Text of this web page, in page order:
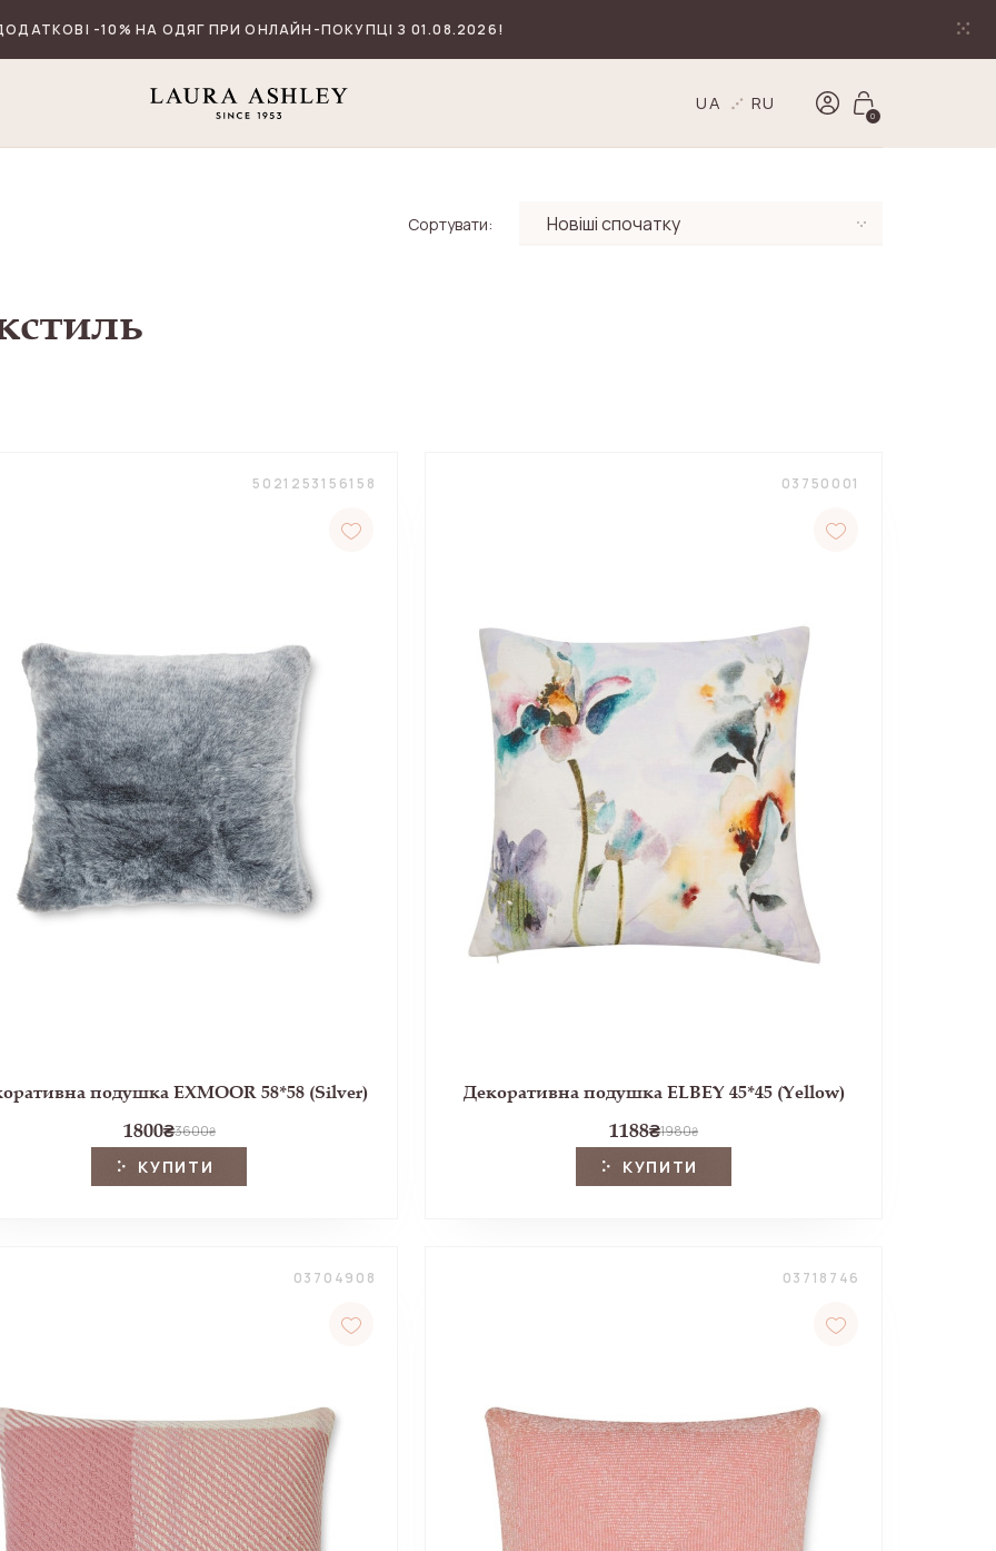
-10% НА ОДЯГ ПРИ ОНЛАЙН-ПОКУПЦІ З 01.08.2026!
UA RU
0
Сортувати:
5021253156158
подушка EXMOOR 58*58 (Silver)
1800₴3600₴
КУПИТИ
03750001
Декоративна подушка ELBEY 45*45 (Yellow)
1188₴1980₴
КУПИТИ
03704908 03718746